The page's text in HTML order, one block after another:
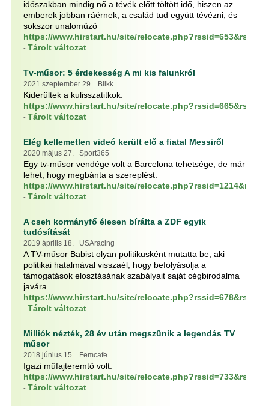
időszakban mindig nő a tévék előtt töltött idő, hiszen az
emberek jobban ráérnek, a család tud együtt tévézni, és
sokszor unaloműző
https://www.hirstart.hu/site/
- Tárolt változat
Tv-műsor: 5 érdekesség A mi kis falunkról
2021 szeptember 29. Blikk
Kiderültek a kulisszatitkok.
https://www.hirstart.hu/site/
- Tárolt változat
Elég kellemetlen videó került elő a fiatal Messiről
2020 május 27. Sport365
Egy tv-műsor vendége volt a Barcelona tehetsége, de már
lehet, hogy megbánta a szereplést.
https://www.hirstart.hu/site/
- Tárolt változat
A cseh kormányfő élesen bírálta a ZDF egyik
tudósítását
2019 április 18. USAracing
A TV-műsor Babist olyan politikusként mutatta be, aki
politikai hatalmával visszaél, hogy befolyásolja a
támogatások elosztásának szabályait saját cégbirodalma
javára.
https://www.hirstart.hu/site/
- Tárolt változat
Milliók nézték, 28 év után megszűnik a legendás TV
műsor
2018 június 15. Femcafe
Igazi műfajteremtő volt.
https://www.hirstart.hu/site/
- Tárolt változat